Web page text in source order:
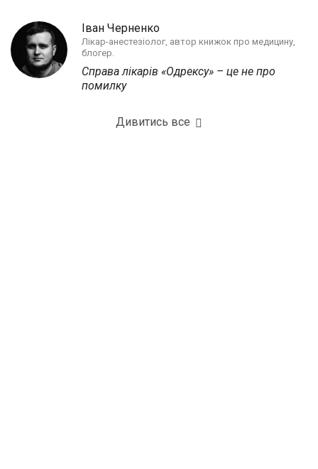
Іван Черненко
Лікар-анестезіолог, автор книжок про медицину,
блогер.
Справа лікарів «Одрексу» – це не про
помилку
Дивитись все